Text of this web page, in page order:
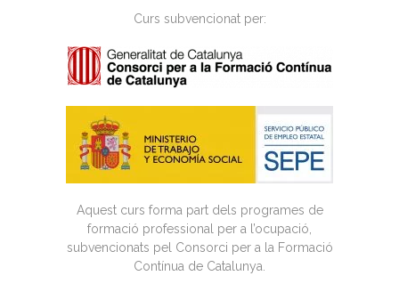
Curs subvencionat per:
Aquest curs forma part dels programes de
formació professional per a l’ocupació,
subvencionats pel Consorci per a la Formació
Contínua de Catalunya.